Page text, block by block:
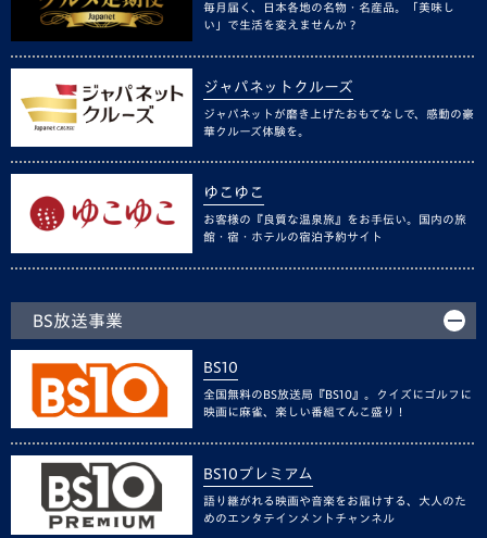
毎月届く、日本各地の名物・名産品。「美味し
い」で生活を変えませんか？
ジャパネットクルーズ
ジャパネットが磨き上げたおもてなしで、感動の豪
華クルーズ体験を。
ゆこゆこ
お客様の『良質な温泉旅』をお手伝い。国内の旅
館・宿・ホテルの宿泊予約サイト
BS放送事業
BS10
全国無料のBS放送局『BS10』。クイズにゴルフに
映画に麻雀、楽しい番組てんこ盛り！
BS10プレミアム
語り継がれる映画や音楽をお届けする、大人のた
めのエンタテインメントチャンネル